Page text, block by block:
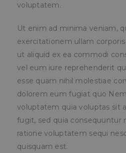
voluptatem.
Ut enim ad minima veniam,
exercitationem ullam
ut aliquid ex ea commodi
vel eum iure reprehenderit
esse quam nihil molestiae
dolorem eum fugiat quo
voluptatem quia voluptas sit
fugit, sed quia consequuntur
ratione voluptatem sequi
quisquam est.